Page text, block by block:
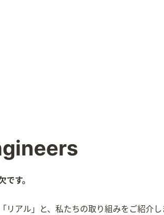
す。
アル」と、私たちの取り組みをご紹介し